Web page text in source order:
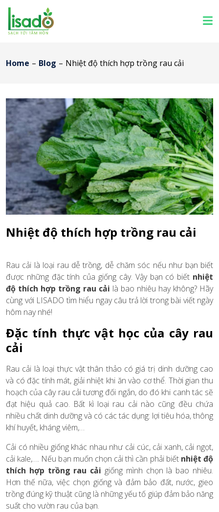
Home – Blog – Nhiệt độ thích hợp trồng rau cải
Nhiệt độ thích hợp trồng rau cải
Rau cải là loại rau dễ trồng, dễ chăm sóc nếu như bạn biết
được những đặc tính của giống cây. Vậy bạn có biết nhiệt
độ thích hợp trồng rau cải là bao nhiêu hay không? Hãy
cùng với LISADO tìm hiểu ngay câu trả lời trong bài viết ngày
hôm nay nhé!
Đặc tính thực vật học của cây rau
cải
Rau cải là loại thực vật thân thảo có giá trị dinh dưỡng cao
và có đặc tính mát, giải nhiệt khi ăn vào cơ thể. Thời gian thu
hoạch của cây rau cải tương đối ngắn, do đó khi canh tác sẽ
đạt hiệu quả cao. Bất kì loại rau cải nào cũng đều chứa
nhiều chất dinh dưỡng và có các tác dụng: lợi tiêu hóa, thông
khí huyết, kháng viêm,…
Cải có nhiều giống khác nhau như cải cúc, cải xanh, cải ngọt,
cải kale,…. Nếu bạn muốn chọn cải thì cần phải biết nhiệt độ
thích hợp trồng rau cải giống mình chọn là bao nhiêu.
Hơn thế nữa, việc chọn giống và đảm bảo đất, nước, gieo
trồng đúng kỹ thuật cũng là những yếu tố giúp đảm bảo năng
suất cho vườn rau của bạn.